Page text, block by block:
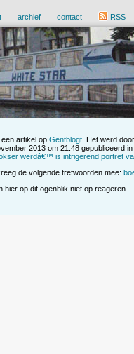
archief contact RSS
een artikel op Gentblogt . Het werd door
2013 om 21:48 gepubliceerd in
werdâ€™ is intrigerend portret
de volgende trefwoorden mee:
hier op dit ogenblik niet op reageren.